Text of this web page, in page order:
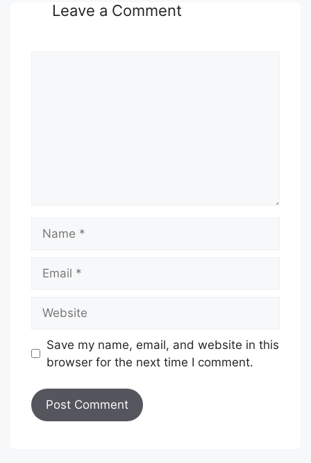
Leave a Comment
Save my name, email, and website in this
browser for the next time I comment.